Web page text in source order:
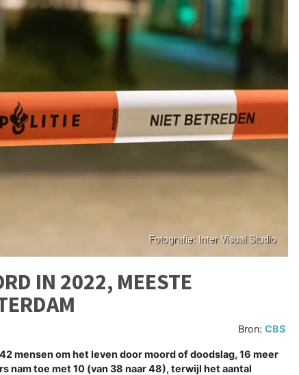
IN 2022, MEESTE
Bron:CBS
mensen om het leven door moord of doodslag, 16 meer
nam toe met 10 (van 38 naar 48), terwijl het aantal